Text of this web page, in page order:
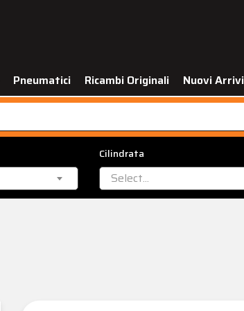
Pneumatici Ricambi Originali Nuovi Arrivi
Cilindrata
Select...